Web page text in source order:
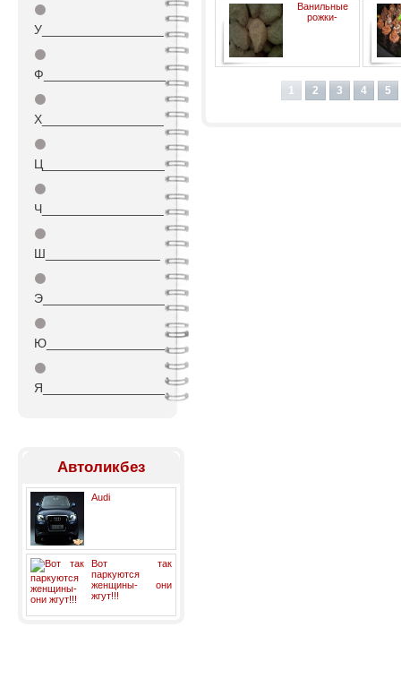
⚫
У_________________
⚫
Ф_________________
⚫
Х_________________
⚫
Ц_________________
⚫
Ч_________________
⚫
Ш________________
⚫
Э_________________
⚫
Ю_________________
⚫
Я_________________
Автоликбез
Audi
Вот так
паркуются
женщины- они
жгут!!!
Ванильные
рожки-
рождественский рецепт
1 2 3 4 5